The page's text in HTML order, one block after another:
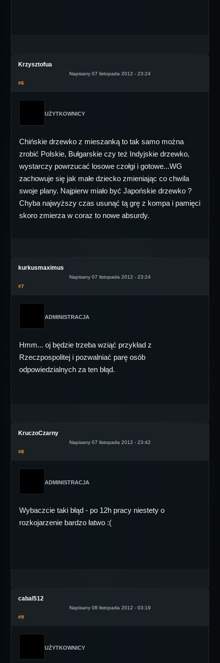
Krzysztofua
Napisany 07 listopada 2012 - 23:24
#6
UŻYTKOWNICY
Chińskie drzewko z mieszanką to tak samo można
zrobić Polskie, Bułgarskie czy też Indyjskie drzewko,
wystarczy powrzucać losowe czołgi i gotowe...WG
zachowuje się jak małe dziecko zmieniając co chwila
swoje plany. Najpierw miało być Japońskie drzewko ?
Chyba najwyższy czas usunąć tą grę z kompa i pamięci
skoro zmierza w coraz to nowe absurdy.
kurkusmaximus
Napisany 07 listopada 2012 - 23:24
#7
ADMINISTRACJA
Hmm... oj będzie trzeba wziąć przykład z
Rzeczpospolitej i pozwalniać parę osób
odpowiedzialnych za ten błąd.
KruczoCzarny
Napisany 07 listopada 2012 - 23:42
#8
ADMINISTRACJA
Wybaczcie taki błąd - po 12h pracy niestety o
rozkojarzenie bardzo łatwo :(
cabal512
Napisany 08 listopada 2012 - 03:19
#9
UŻYTKOWNICY